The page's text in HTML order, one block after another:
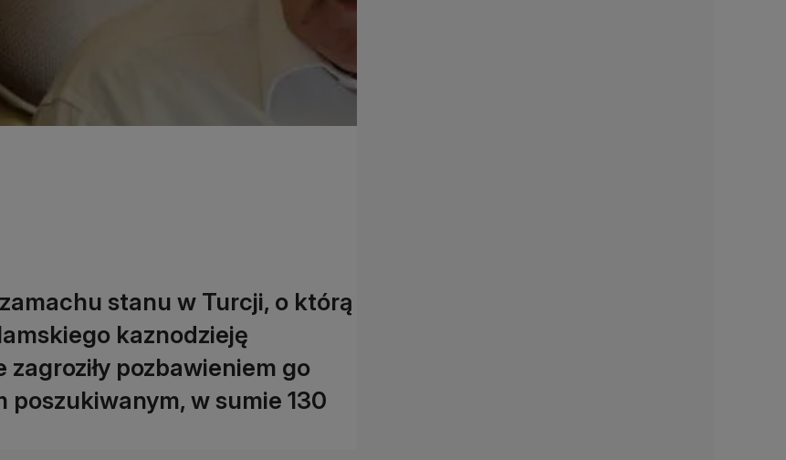
stanu w Turcji, o którą
kaznodzieję
pozbawieniem go
w sumie 130